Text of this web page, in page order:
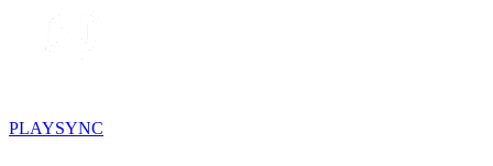
PLAYSYNC